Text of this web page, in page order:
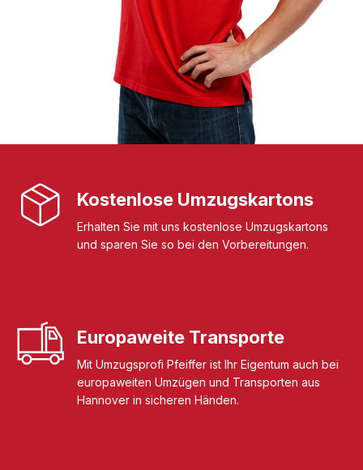
Kostenlose Umzugskartons
Erhalten Sie mit uns kostenlose Umzugskartons
und sparen Sie so bei den Vorbereitungen.
Europaweite Transporte
Mit Umzugsprofi Pfeiffer ist Ihr Eigentum auch bei
europaweiten Umzügen und Transporten aus
Hannover in sicheren Händen.